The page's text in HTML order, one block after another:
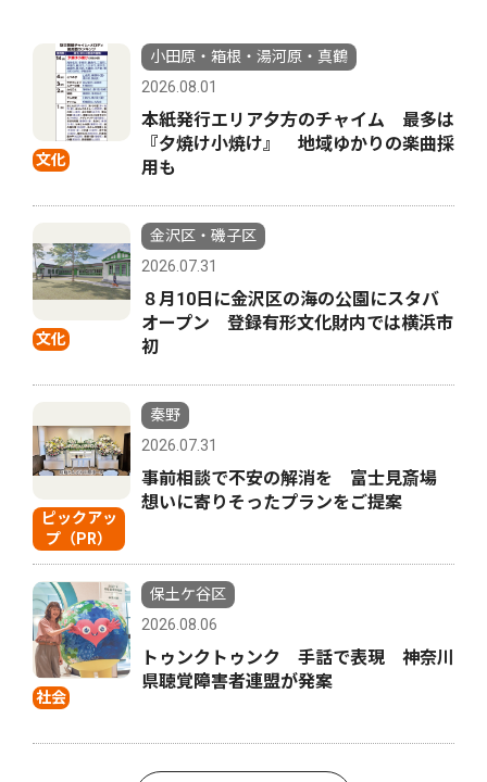
文化
小田原・箱根・湯河原・真鶴
2026.08.01
本紙発行エリア夕方のチャイム 最多は
『夕焼け小焼け』 地域ゆかりの楽曲採
用も
文化
金沢区・磯子区
2026.07.31
８月10日に金沢区の海の公園にスタバ
オープン 登録有形文化財内では横浜市
初
ピックアッ
プ（PR）
秦野
2026.07.31
事前相談で不安の解消を 富士見斎場
想いに寄りそったプランをご提案
社会
保土ケ谷区
2026.08.06
トゥンクトゥンク 手話で表現 神奈川
県聴覚障害者連盟が発案